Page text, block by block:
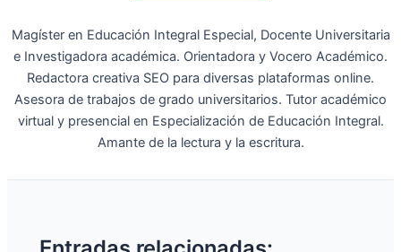
Magíster en Educación Integral Especial, Docente Universitaria
e Investigadora académica. Orientadora y Vocero Académico.
Redactora creativa SEO para diversas plataformas online.
Asesora de trabajos de grado universitarios. Tutor académico
virtual y presencial en Especialización de Educación Integral.
Amante de la lectura y la escritura.